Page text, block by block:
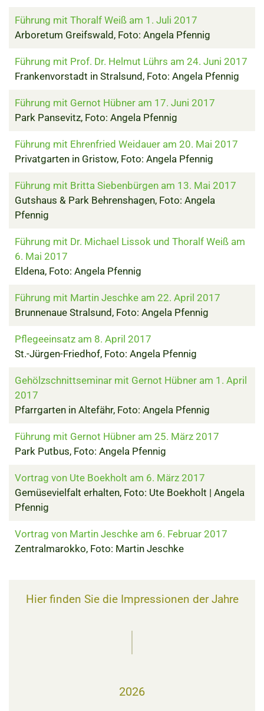
Führung mit Thoralf Weiß am 1. Juli 2017
Arboretum Greifswald, Foto: Angela Pfennig
Führung mit Prof. Dr. Helmut Lührs am 24. Juni 2017
Frankenvorstadt in Stralsund, Foto: Angela Pfennig
Führung mit Gernot Hübner am 17. Juni 2017
Park Pansevitz, Foto: Angela Pfennig
Führung mit Ehrenfried Weidauer am 20. Mai 2017
Privatgarten in Gristow, Foto: Angela Pfennig
Führung mit Britta Siebenbürgen am 13. Mai 2017
Gutshaus & Park Behrenshagen, Foto: Angela
Pfennig
Führung mit Dr. Michael Lissok und Thoralf Weiß am
6. Mai 2017
Eldena, Foto: Angela Pfennig
Führung mit Martin Jeschke am 22. April 2017
Brunnenaue Stralsund, Foto: Angela Pfennig
Pflegeeinsatz am 8. April 2017
St.-Jürgen-Friedhof, Foto: Angela Pfennig
Gehölzschnittseminar mit Gernot Hübner am 1. April
2017
Pfarrgarten in Altefähr, Foto: Angela Pfennig
Führung mit Gernot Hübner am 25. März 2017
Park Putbus, Foto: Angela Pfennig
Vortrag von Ute Boekholt am 6. März 2017
Gemüsevielfalt erhalten, Foto: Ute Boekholt | Angela
Pfennig
Vortrag von Martin Jeschke am 6. Februar 2017
Zentralmarokko, Foto: Martin Jeschke
Hier finden Sie die Impressionen der Jahre
2026